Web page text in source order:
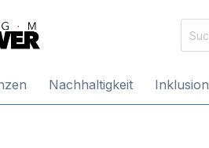
Nachhaltigkeit Inklusion